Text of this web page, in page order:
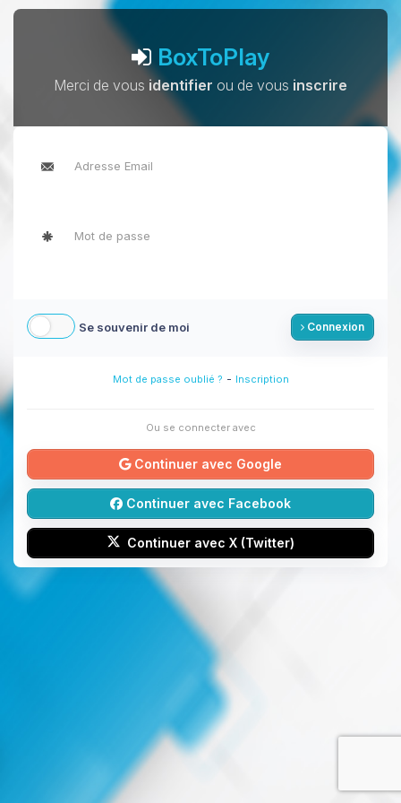
BoxToPlay
Merci de vous identifier ou de vous inscrire
Se souvenir de moi Connexion
Mot de passe oublié ? - Inscription
Ou se connecter avec
Continuer avec Google
Continuer avec Facebook
Continuer avec X (Twitter)